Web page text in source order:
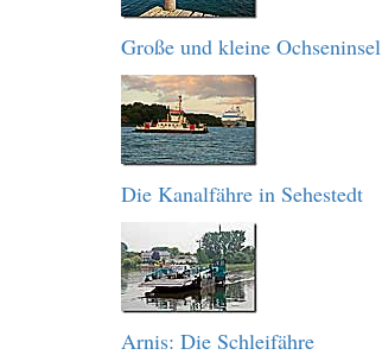
Große und kleine Ochseninsel
Die Kanalfähre in Sehestedt
Arnis: Die Schleifähre